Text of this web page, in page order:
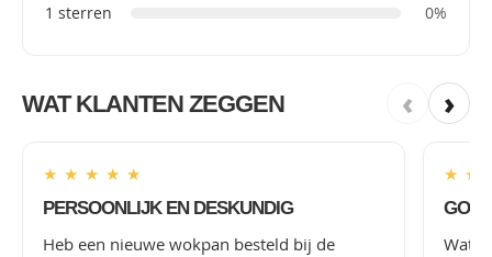
1 sterren
0%
WAT KLANTEN ZEGGEN ‹ ›
★ ★ ★ ★ ★
PERSOONLIJK EN DESKUNDIG
Heb een nieuwe wokpan besteld bij de
★ ★
Wat